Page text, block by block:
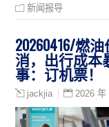
新闻报导
20260416/燃
消，出行成本
事：订机票！
jackjia 2026 年